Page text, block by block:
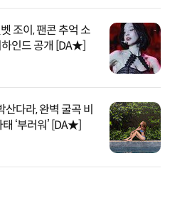
조이, 팬콘 추억 소
인드 공개 [DA★]
다라, 완벽 굴곡 비
‘부러워’ [DA★]